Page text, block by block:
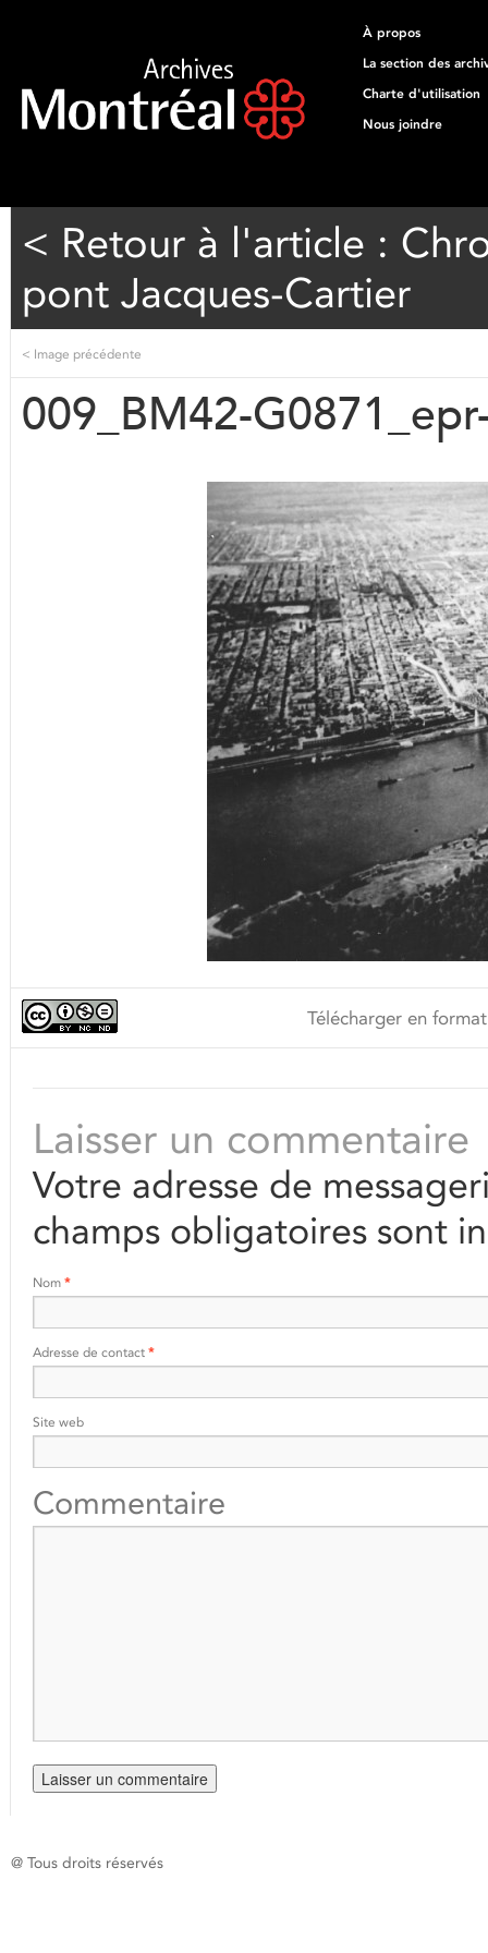
À propos
La section des
Charte d'utilisation
Nous joindre
< Retour à l'article :
pont Jacques-Cartier
< Image précédente
009_BM42-
Télécharger en
Laisser un commentaire
Votre adresse de
champs obligatoires sont
Nom *
Adresse de contact *
Site web
Commentaire
@ Tous droits réservés